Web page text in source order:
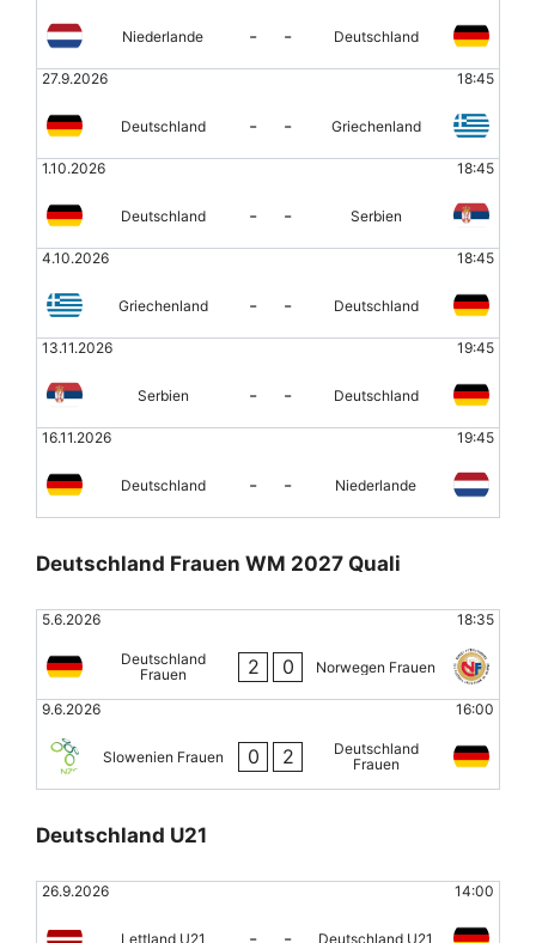
Niederlande - - Deutschland
27.9.2026 18:45
Deutschland - - Griechenland
1.10.2026 18:45
Deutschland - - Serbien
4.10.2026 18:45
Griechenland - - Deutschland
13.11.2026 19:45
Serbien - - Deutschland
16.11.2026 19:45
Deutschland - - Niederlande
Deutschland Frauen WM 2027 Quali
5.6.2026 18:35
Deutschland
Frauen
2 0 Norwegen Frauen
9.6.2026 16:00
Slowenien Frauen 0 2
Deutschland
Frauen
Deutschland U21
26.9.2026 14:00
Lettland U21 - - Deutschland U21